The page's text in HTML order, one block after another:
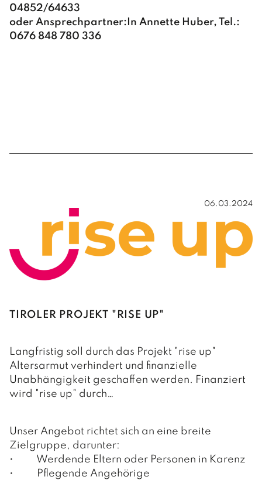
04852/64633
oder Ansprechpartner:In Annette Huber, Tel.:
0676 848 780 336
TIROLER PROJEKT "RISE UP"
Langfristig soll durch das Projekt "rise up"
Altersarmut verhindert und finanzielle
Unabhängigkeit geschaffen werden. Finanziert
wird "rise up" durch…
Unser Angebot richtet sich an eine breite
Zielgruppe, darunter:
• Werdende Eltern oder Personen in Karenz
• Pflegende Angehörige
06.03.2024